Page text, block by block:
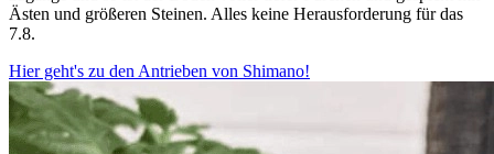
Ästen und größeren Steinen. Alles keine Herausforderung für das
7.8.
Hier geht's zu den Antrieben von Shimano!